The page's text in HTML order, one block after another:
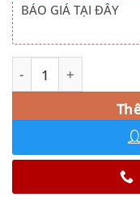
BÁO GIÁ TẠI ĐÂY
Tủ Quần Áo Bo
Alternative: